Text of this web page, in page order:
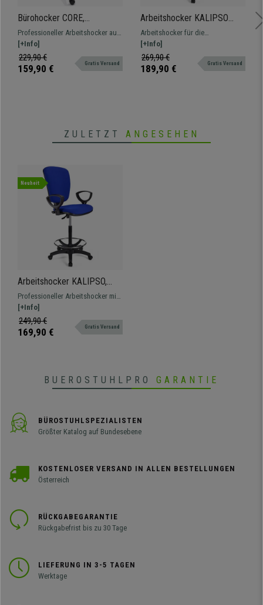
Qualitätsprodukt, sehr robust
Bürohocker CORE,
ergonomisch geformte
Sitzfläche, Kunststoff, Farbe
Schwarz
Professioneller Arbeitshocker aus
strapazierfähigem Kunststoff, der
auf Langlebigkeit und einfache
Reinigung ausgelegt ist.
[+Info]
229,90 €
159,90 € Gratis Versand
Arbeitshocker KALIPSO
PLUS LEDER, verstellbare
Rückenlehne, dicke
Polsterung, Farbe Schwarz
Arbeitshocker für die
professionelle Nutzung,
verstellbar, mit Fußstütze,
Lederbezug, widerstandsfähig
[+Info]
269,90 €
189,90 € Gratis Versand
ZULETZT ANGESEHEN
Neuheit
Arbeitshocker KALIPSO,
verstellbare Rückenlehne,
dicke Polsterung,
Stoffbezug, Farbe Blau
Professioneller Arbeitshocker mit
Stoffbezug, verstellbar, mit
Fußstütze, widerstandsfähig und
bequem.
[+Info]
249,90 €
169,90 € Gratis Versand
BUEROSTUHLPRO GARANTIE
BÜROSTUHLSPEZIALISTEN
Größter Katalog auf Bundesebene
KOSTENLOSER VERSAND IN ALLEN BESTELLUNGEN
Österreich
RÜCKGABEGARANTIE
Rückgabefrist bis zu 30 Tage
LIEFERUNG IN 3-5 TAGEN
Werktage